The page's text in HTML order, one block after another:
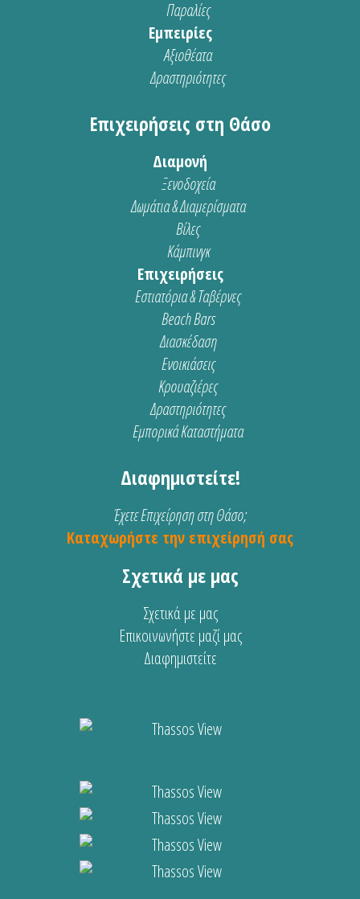
Παραλίες
Εμπειρίες
Αξιοθέατα
Δραστηριότητες
Επιχειρήσεις στη Θάσο
Διαμονή
Ξενοδοχεία
Δωμάτια & Διαμερίσματα
Βίλες
Κάμπινγκ
Επιχειρήσεις
Εστιατόρια & Ταβέρνες
Beach Bars
Διασκέδαση
Ενοικιάσεις
Κρουαζιέρες
Δραστηριότητες
Εμπορικά Καταστήματα
Διαφημιστείτε!
Έχετε Επιχείρηση στη Θάσο;
Καταχωρήστε την επιχείρησή σας
Σχετικά με μας
Σχετικά με μας
Επικοινωνήστε μαζί μας
Διαφημιστείτε